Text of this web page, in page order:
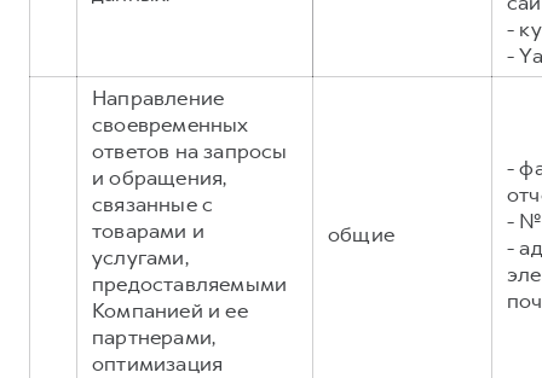
-
-
Направление
своевременных
ответов на запросы
и обращения,
связанные с
товарами и
услугами,
предоставляемыми
Компанией и ее
партнерами,
оптимизация
общие
-
- №
-